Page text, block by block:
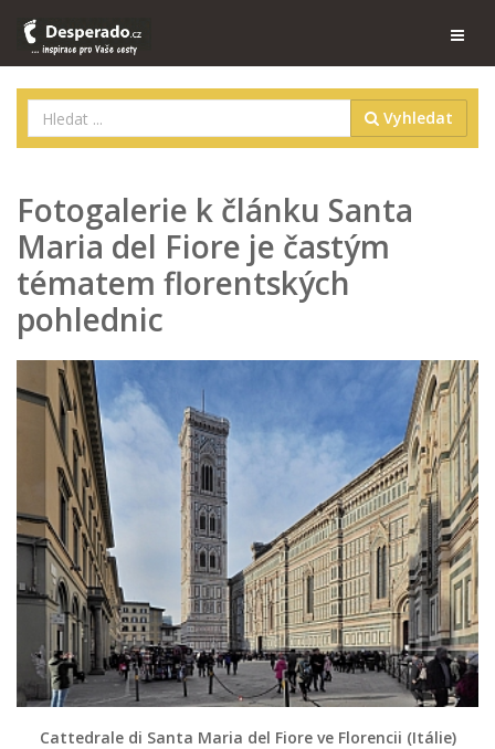
Vyhledat
Fotogalerie k článku Santa
Maria del Fiore je častým
tématem florentských
pohlednic
Cattedrale di Santa Maria del Fiore ve Florencii (Itálie)